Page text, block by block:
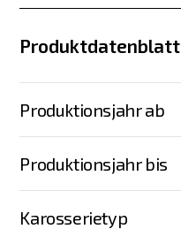
Produktdatenblatt
Produktionsjahr ab
Produktionsjahr bis
Karosserietyp